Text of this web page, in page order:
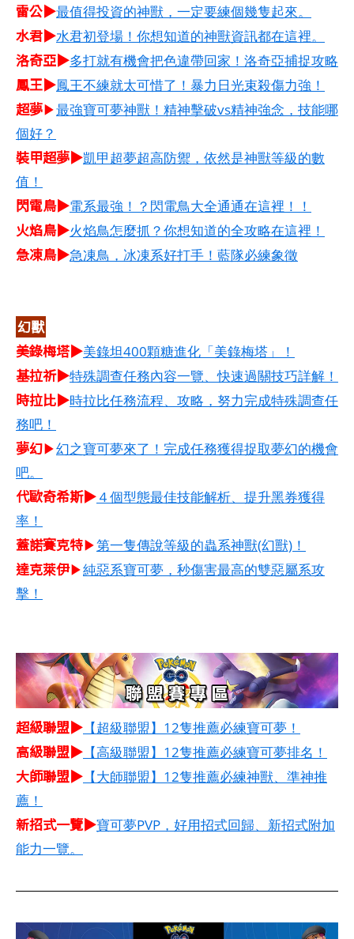
雷公▶最值得投資的神獸，一定要練個幾隻起來。
水君▶水君初登場！你想知道的神獸資訊都在這裡。
洛奇亞▶多打就有機會把色違帶回家！洛奇亞捕捉攻略
鳳王▶鳳王不練就太可惜了！暴力日光束殺傷力強！
超夢▶最強寶可夢神獸！精神擊破vs精神強念，技能哪
個好？
裝甲超夢▶凱甲超夢超高防禦，依然是神獸等級的數
值！
閃電鳥▶電系最強！？閃電鳥大全通通在這裡！！
火焰鳥▶火焰鳥怎麼抓？你想知道的全攻略在這裡！
急凍鳥▶急凍鳥，冰凍系好打手！藍隊必練象徵
幻獸
美錄梅塔▶美錄坦400顆糖進化「美錄梅塔」！
基拉祈▶特殊調查任務內容一覽、快速過關技巧詳解！
時拉比▶時拉比任務流程、攻略，努力完成特殊調查任
務吧！
夢幻▶幻之寶可夢來了！完成任務獲得捉取夢幻的機會
吧。
代歐奇希斯▶４個型態最佳技能解析、提升黑券獲得
率！
蓋諾賽克特▶第一隻傳說等級的蟲系神獸(幻獸)！
達克萊伊▶純惡系寶可夢，秒傷害最高的雙惡屬系攻
擊！
超級聯盟▶ 【超級聯盟】12隻推薦必練寶可夢！
高級聯盟▶ 【高級聯盟】12隻推薦必練寶可夢排名！
大師聯盟▶ 【大師聯盟】12隻推薦必練神獸、準神推
薦！
新招式一覽▶寶可夢PVP，好用招式回歸、新招式附加
能力一覽。